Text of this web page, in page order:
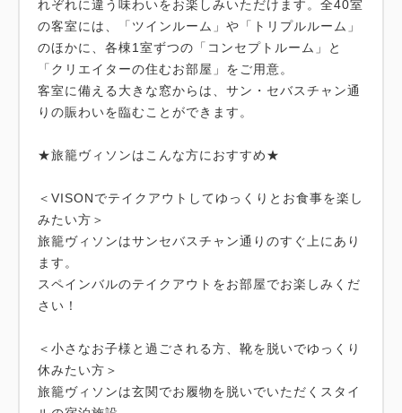
れぞれに違う味わいをお楽しみいただけます。全40室
の客室には、「ツインルーム」や「トリプルルーム」
のほかに、各棟1室ずつの「コンセプトルーム」と
「クリエイターの住むお部屋」をご用意。
客室に備える大きな窓からは、サン・セバスチャン通
りの賑わいを臨むことができます。
★旅籠ヴィソンはこんな方におすすめ★
＜VISONでテイクアウトしてゆっくりとお食事を楽し
みたい方＞
旅籠ヴィソンはサンセバスチャン通りのすぐ上にあり
ます。
スペインバルのテイクアウトをお部屋でお楽しみくだ
さい！
＜小さなお子様と過ごされる方、靴を脱いでゆっくり
休みたい方＞
旅籠ヴィソンは玄関でお履物を脱いでいただくスタイ